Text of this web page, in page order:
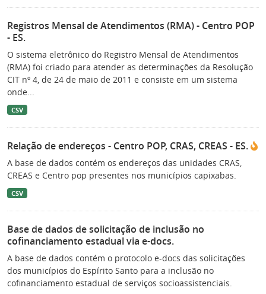
Registros Mensal de Atendimentos (RMA) - Centro POP
- ES.
O sistema eletrônico do Registro Mensal de Atendimentos
(RMA) foi criado para atender as determinações da Resolução
CIT nº 4, de 24 de maio de 2011 e consiste em um sistema
onde...
CSV
Relação de endereços - Centro POP, CRAS, CREAS - ES.
A base de dados contém os endereços das unidades CRAS,
CREAS e Centro pop presentes nos municípios capixabas.
CSV
Base de dados de solicitação de inclusão no
cofinanciamento estadual via e-docs.
A base de dados contém o protocolo e-docs das solicitações
dos municípios do Espírito Santo para a inclusão no
cofinanciamento estadual de serviços socioassistenciais.